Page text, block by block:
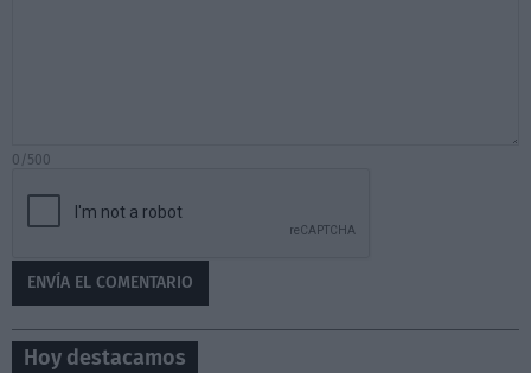
0/500
Hoy destacamos